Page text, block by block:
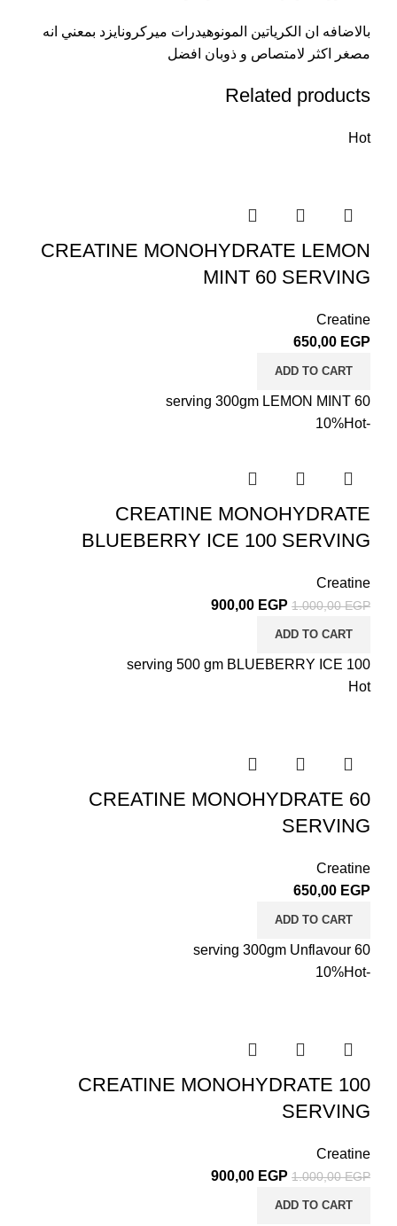
بالاضافه ان الكرياتين المونوهيدرات ميركرونايزد بمعني انه
مصغر اكثر لامتصاص و ذوبان افضل
Related products
Hot
CREATINE MONOHYDRATE LEMON
MINT 60 SERVING
Creatine
650,00 EGP
ADD TO CART
60 serving 300gm LEMON MINT
-10%
Hot
CREATINE MONOHYDRATE
BLUEBERRY ICE 100 SERVING
Creatine
1.000,00EGP
900,00 EGP
ADD TO CART
100 serving 500 gm BLUEBERRY ICE
Hot
CREATINE MONOHYDRATE 60
SERVING
Creatine
650,00 EGP
ADD TO CART
60 serving 300gm Unflavour
-10%
Hot
CREATINE MONOHYDRATE 100
SERVING
Creatine
1.000,00EGP
900,00 EGP
ADD TO CART